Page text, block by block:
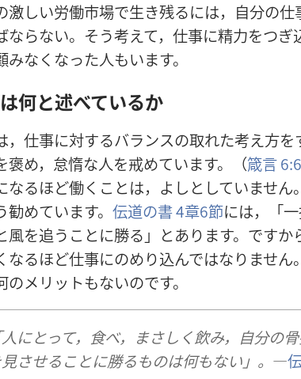
激しい労働市場で生き残るには，自分の
ならない。そう考えて，仕事に精力をつ
みなくなった人もいます。
何と述べているか
，仕事に対するバランスの取れた考え方
褒め，怠惰な人を戒めています。（箴言
なるほど働くことは，よしとしていませ
勧めています。 伝道の書 4章6節には，「
風を追うことに勝る」とあります。です
なるほど仕事にのめり込んではなりません
のメリットもないのです。
人にとって，食べ，まさしく飲み，自分の
させることに勝るものは何もない」。 ―